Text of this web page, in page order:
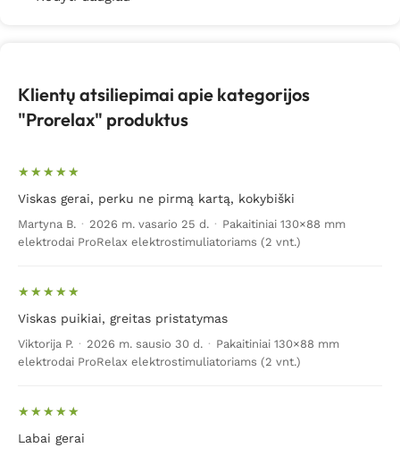
Klientų atsiliepimai apie kategorijos
"Prorelax" produktus
Viskas gerai, perku ne pirmą kartą, kokybiški
Martyna B. · 2026 m. vasario 25 d. · Pakaitiniai 130×88 mm
elektrodai ProRelax elektrostimuliatoriams (2 vnt.)
Viskas puikiai, greitas pristatymas
Viktorija P. · 2026 m. sausio 30 d. · Pakaitiniai 130×88 mm
elektrodai ProRelax elektrostimuliatoriams (2 vnt.)
Labai gerai